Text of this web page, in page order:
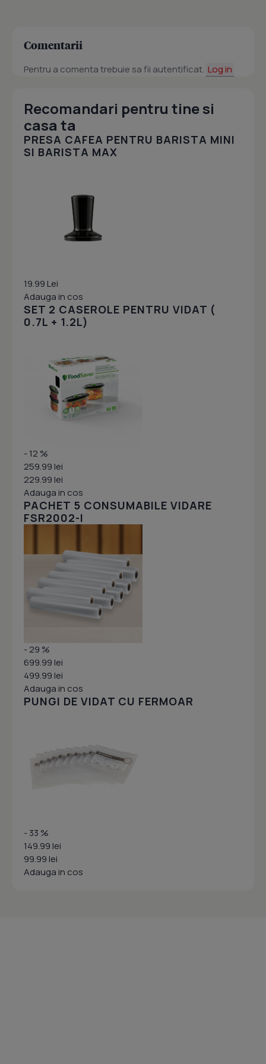
Comentarii
Pentru a comenta trebuie sa fii autentificat. Log in
Recomandari pentru tine si
casa ta
PRESA CAFEA PENTRU BARISTA MINI
SI BARISTA MAX
19.99 Lei
Adauga in cos
SET 2 CASEROLE PENTRU VIDAT (
0.7L + 1.2L)
- 12 %
259.99 lei
229.99 lei
Adauga in cos
PACHET 5 CONSUMABILE VIDARE
FSR2002-I
- 29 %
699.99 lei
499.99 lei
Adauga in cos
PUNGI DE VIDAT CU FERMOAR
- 33 %
149.99 lei
99.99 lei
Adauga in cos